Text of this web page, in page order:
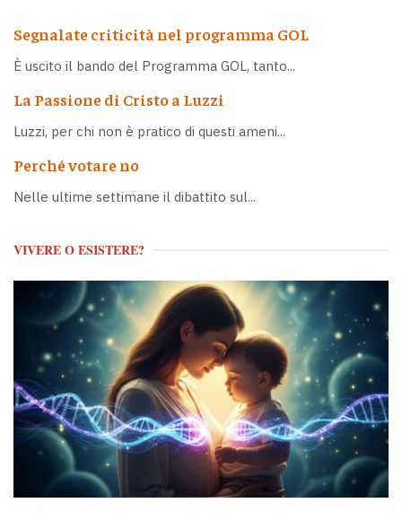
Segnalate criticità nel programma GOL
È uscito il bando del Programma GOL, tanto...
La Passione di Cristo a Luzzi
Luzzi, per chi non è pratico di questi ameni...
Perché votare no
Nelle ultime settimane il dibattito sul...
VIVERE O ESISTERE?